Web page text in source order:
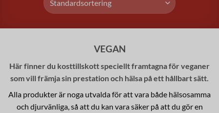
VEGAN
Här finner du kosttillskott speciellt framtagna för veganer
som vill främja sin prestation och hälsa på ett hållbart sätt.
Alla produkter är noga utvalda för att vara både hälsosamma
och djurvänliga, så att du kan vara säker på att du gör en